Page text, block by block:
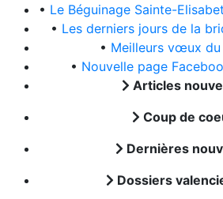
• Le Béguinage Sainte-
• Les derniers jours de la
• Meilleurs vœux
• Nouvelle page
Articles
Coup de
Dernières
Dossiers